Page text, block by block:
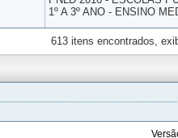
1º A 3º ANO - ENSINO
613 itens encontrados,